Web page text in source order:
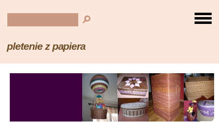
pletenie z papiera